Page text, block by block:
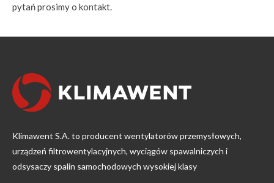
pytań prosimy o kontakt.
Klimawent S.A. to producent wentylatorów przemysłowych,
urządzeń filtrowentylacyjnych, wyciągów spawalniczych i
odsysaczy spalin samochodowych wysokiej klasy